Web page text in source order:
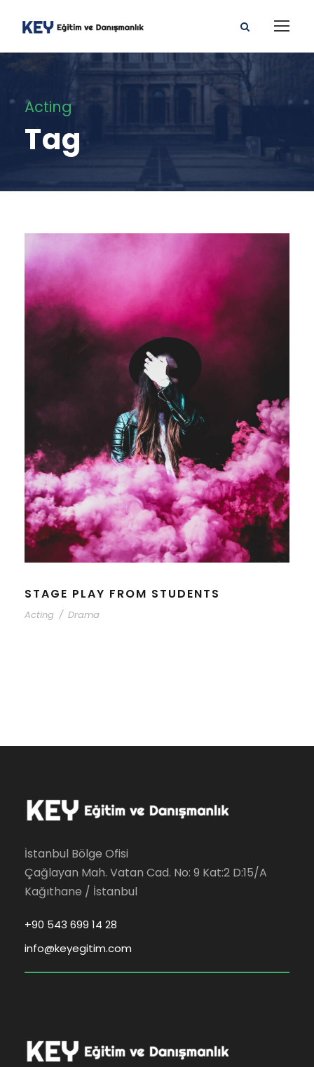
Acting
Tag
STAGE PLAY FROM STUDENTS
Acting / Drama
İstanbul Bölge Ofisi
Çağlayan Mah. Vatan Cad. No: 9 Kat:2 D:15/A
Kağıthane / İstanbul
+90 543 699 14 28
info@keyegitim.com